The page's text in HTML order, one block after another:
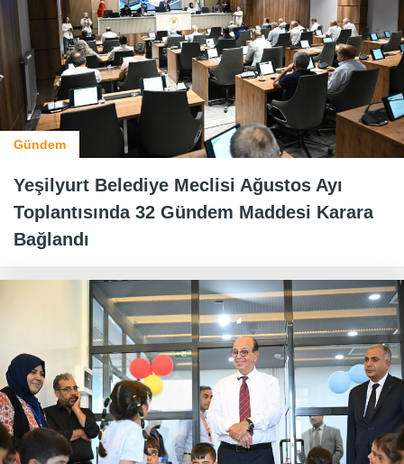
Gündem
Yeşilyurt Belediye Meclisi Ağustos Ayı
Toplantısında 32 Gündem Maddesi Karara
Bağlandı